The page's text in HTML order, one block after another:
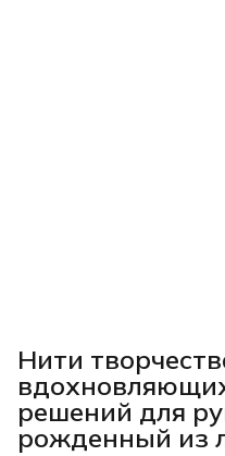
Нити
решений для
рожденный из